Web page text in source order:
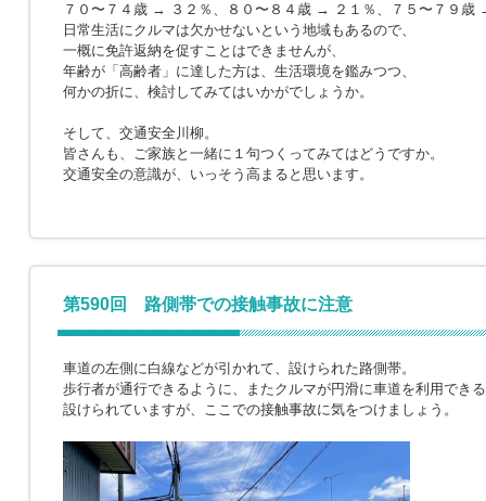
７０〜７４歳 → ３２％、８０〜８４歳 → ２１％、７５〜７９歳
日常生活にクルマは欠かせないという地域もあるので、
一概に免許返納を促すことはできませんが、
年齢が「高齢者」に達した方は、生活環境を鑑みつつ、
何かの折に、検討してみてはいかがでしょうか。
そして、交通安全川柳。
皆さんも、ご家族と一緒に１句つくってみてはどうですか。
交通安全の意識が、いっそう高まると思います。
第590回 路側帯での接触事故に注意
車道の左側に白線などが引かれて、設けられた路側帯。
歩行者が通行できるように、またクルマが円滑に車道を利用でき
設けられていますが、ここでの接触事故に気をつけましょう。